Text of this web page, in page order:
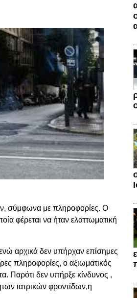
σύμφωνα με πληροφορίες. Ο
φέρεται να ήταν ελαττωματική
αρχικά δεν υπήρχαν επίσημες
πληροφορίες, ο αξιωματικός
Παρότι δεν υπήρξε κίνδυνος ,
ιατρικών φροντίδων,η